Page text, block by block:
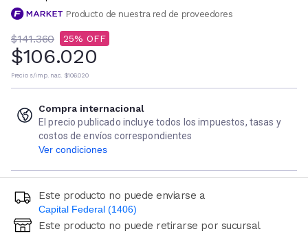
Producto de nuestra red de proveedores
$141.360 25
$106.020
Precio s/imp. nac. $106.020
Compra internacional
El precio publicado incluye todos los impuestos, tasas y
costos de envíos correspondientes
Ver condiciones
Este producto no puede enviarse a
Capital Federal (1406)
Ingresá código postal (sólo números)
Este producto no puede retirarse por sucursal